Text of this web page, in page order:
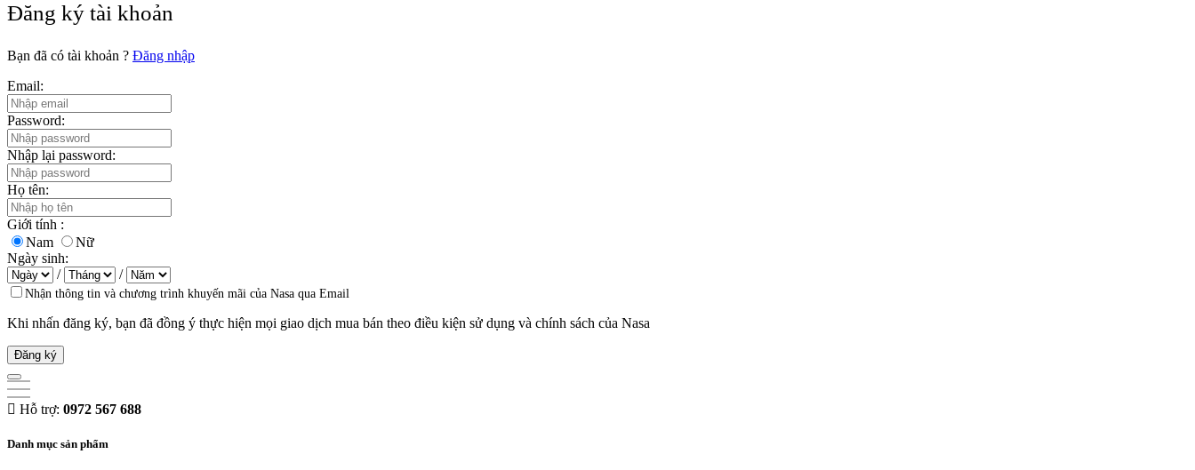
Đăng ký tài khoản
Bạn đã có tài khoản ? Đăng nhập
Email:
Password:
Nhập lại password:
Họ tên:
Giới tính :
Nam
Nữ
Ngày sinh:
/
/
Nhận thông tin và chương trình khuyến mãi của Nasa qua Email
Khi nhấn đăng ký, bạn đã đồng ý thực hiện mọi giao dịch mua bán theo điều kiện sử dụng và chính sách của Nasa
Đăng ký
Hỗ trợ: 0972 567 688
Danh mục sản phẩm